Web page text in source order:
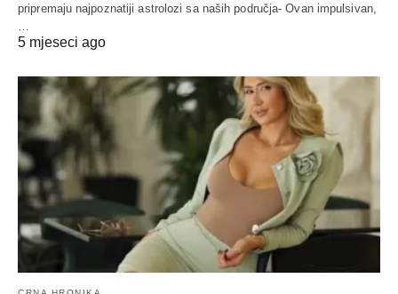
pripremaju najpoznatiji astrolozi sa naših područja- Ovan impulsivan,
5 mjeseci ago